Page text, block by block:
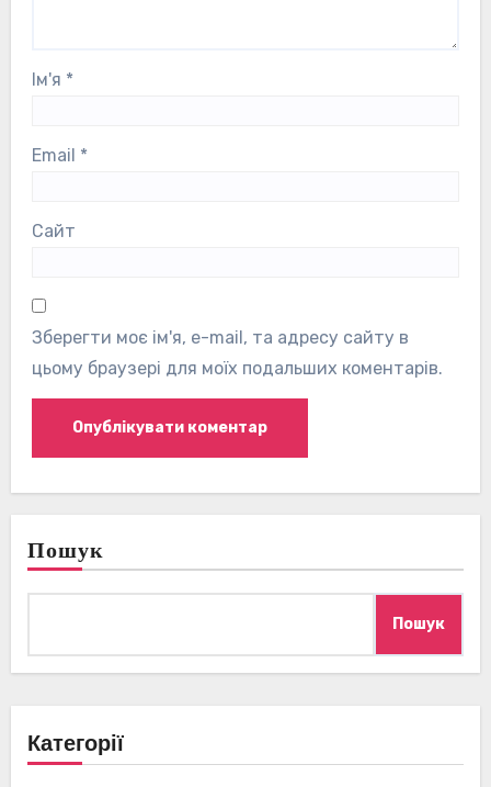
Ім'я *
Email *
Сайт
Зберегти моє ім'я, e-mail, та адресу сайту в
цьому браузері для моїх подальших коментарів.
Пошук
Пошук
Категорії